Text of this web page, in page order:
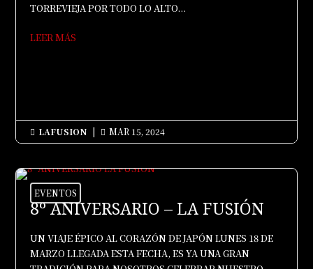
TORREVIEJA POR TODO LO ALTO...
LEER MÁS
 LAFUSION |  MAR 15, 2024
EVENTOS
8º ANIVERSARIO – LA FUSIÓN
UN VIAJE ÉPICO AL CORAZÓN DE JAPÓN LUNES 18 DE
MARZO LLEGADA ESTA FECHA, ES YA UNA GRAN